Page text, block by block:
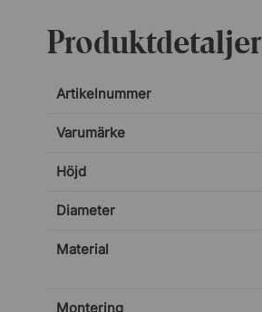
Produktdetaljer
Artikelnummer
Varumärke
Höjd
Diameter
Material
Montering